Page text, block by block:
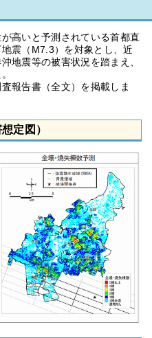
高いと予測されている首都直
震（M7.3）を対象とし、近
地震等の被害状況を踏まえ、
報告書（全文）を掲載しま
定図）